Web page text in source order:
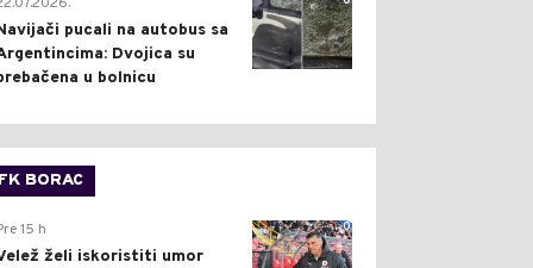
pucali na autobus sa
Dvojica su
u bolnicu
FK BORAC
0
15 h
želi iskoristiti umor